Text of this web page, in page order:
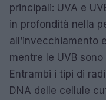
principali: UVA e
in profondità nella
all’invecchiamento
mentre le UVB
Entrambi i tipi di
DNA delle cellule